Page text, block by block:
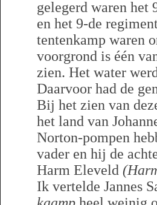
gelegerd waren het
en het 9-de
tentenkamp waren
voorgrond is één
zien. Het water
Daarvoor had de
Bij het zien van
het land van
Norton-pompen
vader en hij de
Harm Eleveld
Ik vertelde Jannes